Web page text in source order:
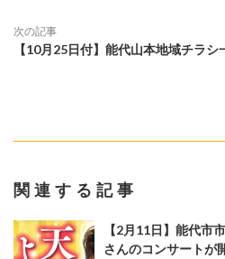
次の記事
【10月25日付】能代山本地域チラシ
関連する記事
【2月11日】能代市
さんのコンサートが